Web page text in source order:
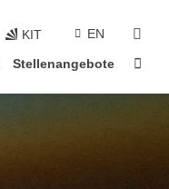
KIT EN
Stellenangebote